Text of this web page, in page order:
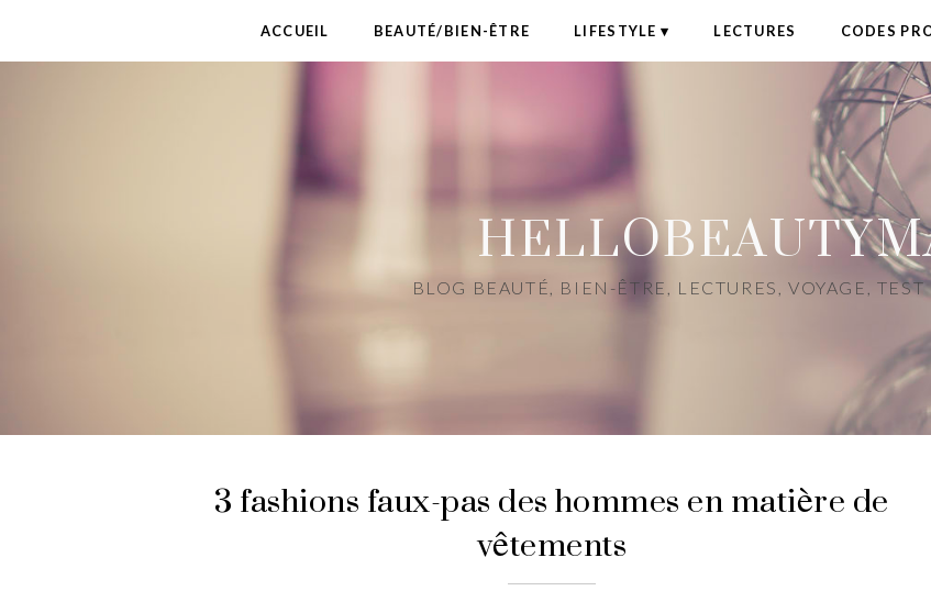
ACCUEIL BEAUTÉ/BIEN-ÊTRE LIFESTYLE LECTURES CODES
BLOG BEAUTÉ, BIEN-ÊTRE, LECTURES, VOYAGE,
3 fashions faux-pas des hommes en matière de
vêtements